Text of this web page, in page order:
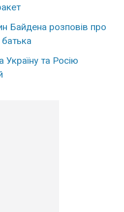
Байдена розповів про
Україну та Росію